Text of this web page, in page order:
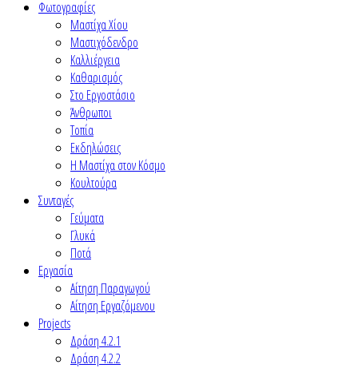
Φωτογραφίες
Μαστίχα Χίου
Μαστιχόδενδρο
Καλλιέργεια
Καθαρισμός
Στο Εργοστάσιο
Άνθρωποι
Τοπία
Εκδηλώσεις
Η Μαστίχα στον Κόσμο
Κουλτούρα
Συνταγές
Γεύματα
Γλυκά
Ποτά
Εργασία
Αίτηση Παραγωγού
Αίτηση Εργαζόμενου
Projects
Δράση 4.2.1
Δράση 4.2.2